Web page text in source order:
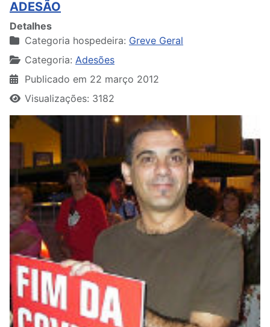
ADESÃO
Detalhes
Categoria hospedeira: Greve Geral
Categoria: Adesões
Publicado em 22 março 2012
Visualizações: 3182